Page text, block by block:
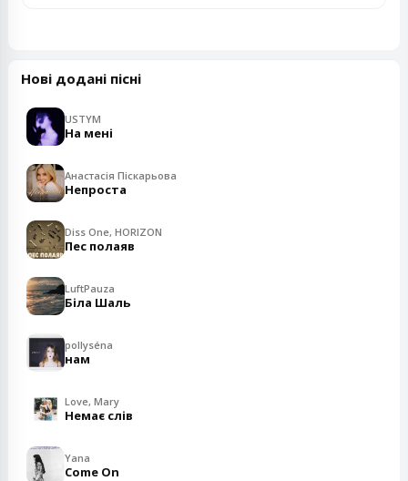
Нові додані пісні
USTYM
На мені
Анастасія Піскарьова
Непроста
Diss One, HORIZON
Пес полаяв
LuftPauza
Біла Шаль
pollyséna
нам
Love, Mary
Немає слів
Yana
Come On